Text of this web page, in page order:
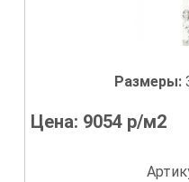
Размеры:
Цена: 9054 р/м2